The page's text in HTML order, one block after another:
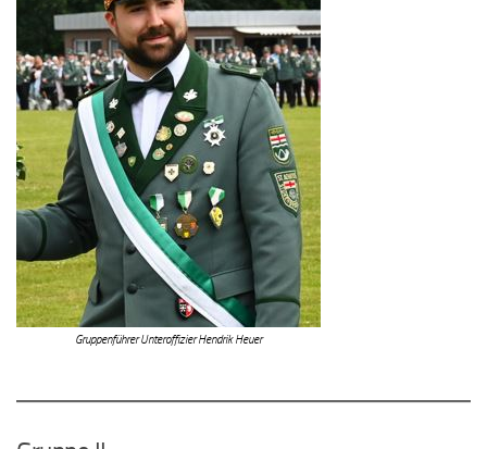
Gruppenführer Unteroffizier Hendrik Heuer